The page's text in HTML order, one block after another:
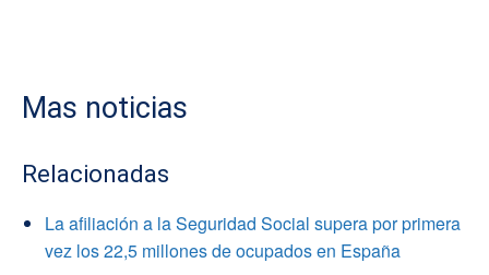
Mas noticias
Relacionadas
La afiliación a la Seguridad Social supera por primera
vez los 22,5 millones de ocupados en España